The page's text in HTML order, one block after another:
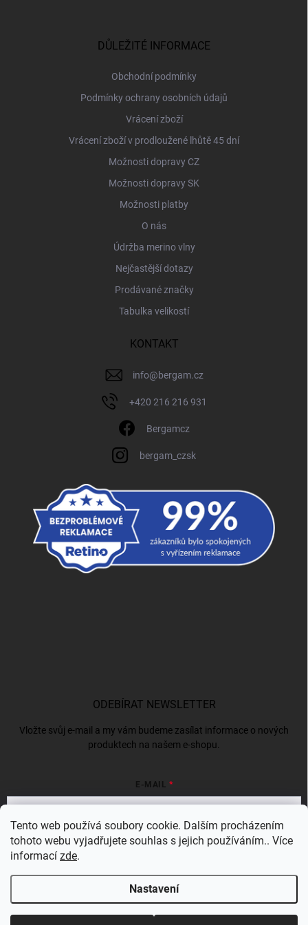
Tento web používá soubory cookie. Dalším procházením
tohoto webu vyjadřujete souhlas s jejich používáním.. Více
informací zde.
Nastavení
DŮLEŽITÉ INFORMACE
Obchodní podmínky
Podmínky ochrany osobních údajů
Vrácení zboží
Vrácení zboží v prodloužené lhůtě 45 dní
Možnosti dopravy CZ
Možnosti dopravy SK
Možnosti platby
O nás
Údržba merino vlny
Nejčastější dotazy
Prodávané značky
Tabulka velikostí
KONTAKT
info@bergam.cz
+420 216 216 931
Bergamcz
bergam_czsk
ODEBÍRAT NEWSLETTER
Vložte svůj e-mail a my vám budeme zasílat informace o nových
produktech na našem e-shopu.
E-MAIL
Vložením e-mailu souhlasíte s
Přihlásit se